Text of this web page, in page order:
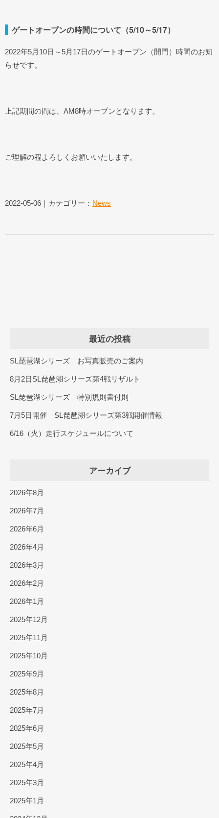
ゲートオープンの時間について（5/10～5/17）
2022年5月10日～5月17日のゲートオープン（開門）時間のお知
らせです。
上記期間の間は、AM8時オープンとなります。
ご理解の程よろしくお願いいたします。
2022-05-06｜カテゴリー： News
最近の投稿
SL琵琶湖シリーズ お写真販売のご案内
8月2日SL琵琶湖シリーズ第4戦リザルト
SL琵琶湖シリーズ 特別規則書付則
7月5日開催 SL琵琶湖シリーズ第3戦開催情報
6/16（火）走行スケジュールについて
アーカイブ
2026年8月
2026年7月
2026年6月
2026年4月
2026年3月
2026年2月
2026年1月
2025年12月
2025年11月
2025年10月
2025年9月
2025年8月
2025年7月
2025年6月
2025年5月
2025年4月
2025年3月
2025年1月